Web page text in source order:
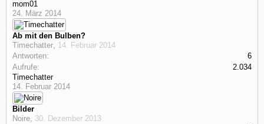
mom01
24. März 2014
Ab mit den Bulben?
Timechatter, 14. Februar 2014
Antworten:
6
Aufrufe:
2.034
Timechatter
14. Februar 2014
Bilder
Noire, 30. Dezember 2013